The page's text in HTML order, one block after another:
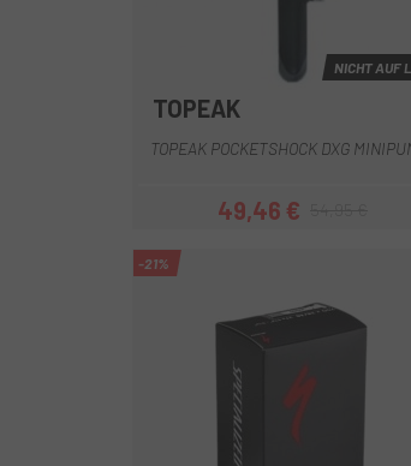
NICHT AUF
TOPEAK
TOPEAK POCKETSHOCK DXG
Preis
49,46 €Regulärer Preis
-21%